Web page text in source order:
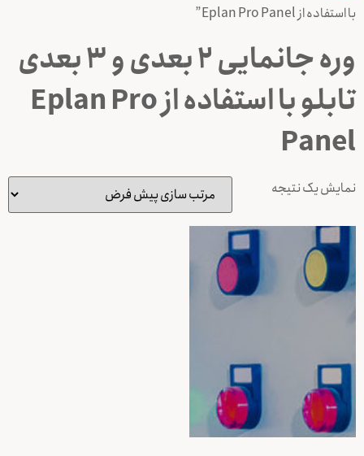
با استفاده از Eplan Pro Panel”
وره جانمایی 2 بعدی و 3 بعدی
تابلو با استفاده از Eplan Pro
Panel
نمایش یک نتیجه